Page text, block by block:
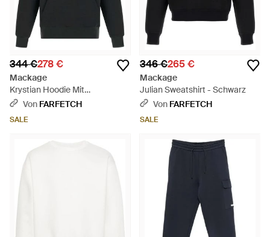
344 €278 €
Mackage
Krystian Hoodie Mit
Kängurutasche - Grau
Von FARFETCH
SALE
346 €265 €
Mackage
Julian Sweatshirt - Schwarz
Von FARFETCH
SALE